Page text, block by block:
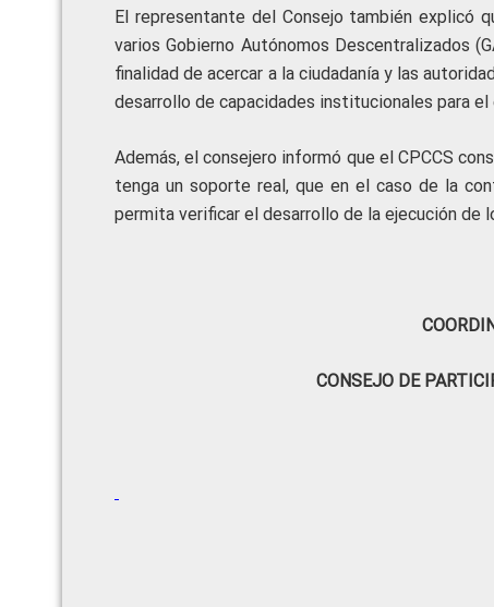
El representante del Consejo también explicó
varios Gobierno Autónomos Descentralizados
finalidad de acercar a la ciudadanía y las
desarrollo de capacidades institucionales para el
Además, el consejero informó que el CPCCS
tenga un soporte real, que en el caso de la
permita verificar el desarrollo de la ejecución de
CONSEJO DE